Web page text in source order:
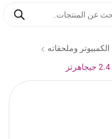
الكمبيوتر وملحقاته